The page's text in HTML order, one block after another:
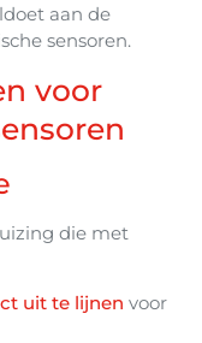
aan de
sensoren.
voor
die met
uit te lijnen voor